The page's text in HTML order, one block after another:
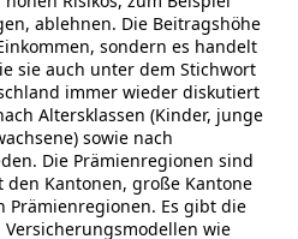
ablehnen. Die Beitragshöhe
sondern es handelt
sie auch unter dem Stichwort
immer wieder diskutiert
Altersklassen (Kinder, junge
sowie nach
Die Prämienregionen sind
Kantonen, große Kantone
Prämienregionen. Es gibt die
wie